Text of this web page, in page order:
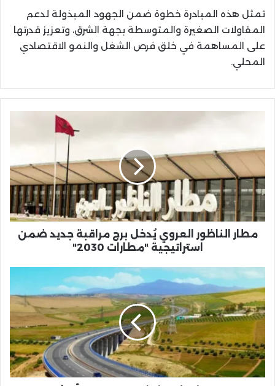
تمثل هذه المبادرة خطوة ضمن الجهود المبذولة لدعم
المقاولات الصغيرة والمتوسطة بجهة الشرق، وتعزيز قدرتها
على المساهمة في خلق فرص الشغل والنمو الاقتصادي
المحلي.
يُدخل
برج
مراقبة
جديد
ضمن
استراتيجية
"مطارات
مطار الناظور العروي يُدخل برج مراقبة جديد ضمن
استراتيجية "مطارات 2030"
"Bioui
Travaux"
تفوز
بحصتين
من
أصل
3
من
مشروع